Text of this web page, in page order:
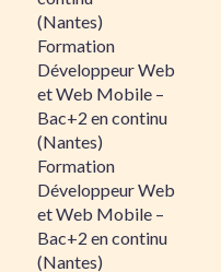
(Nantes)
Formation
Développeur Web
et Web Mobile –
Bac+2 en continu
(Nantes)
Formation
Développeur Web
et Web Mobile –
Bac+2 en continu
(Nantes)